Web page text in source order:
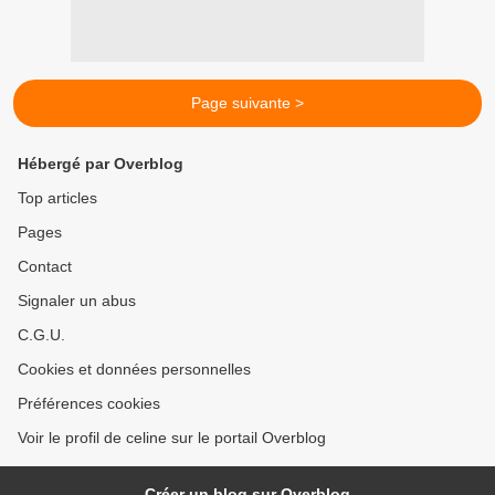
Page suivante >
Hébergé par Overblog
Top articles
Pages
Contact
Signaler un abus
C.G.U.
Cookies et données personnelles
Préférences cookies
Voir le profil de celine sur le portail Overblog